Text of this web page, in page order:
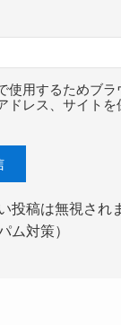
使用するためブラ
ドレス、サイトを
投稿は無視され
ム対策）